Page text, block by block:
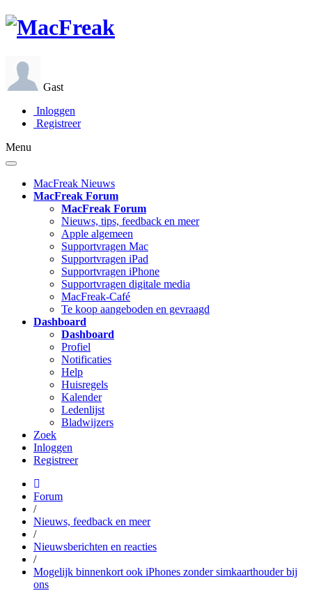
Gast
Inloggen
Registreer
Menu
MacFreak Nieuws
MacFreak Forum
MacFreak Forum
Nieuws, tips, feedback en meer
Apple algemeen
Supportvragen Mac
Supportvragen iPad
Supportvragen iPhone
Supportvragen digitale media
MacFreak-Café
Te koop aangeboden en gevraagd
Dashboard
Dashboard
Profiel
Notificaties
Help
Huisregels
Kalender
Ledenlijst
Bladwijzers
Zoek
Inloggen
Registreer
Forum
/
Nieuws, feedback en meer
/
Nieuwsberichten en reacties
/
Mogelijk binnenkort ook iPhones zonder simkaarthouder bij
ons